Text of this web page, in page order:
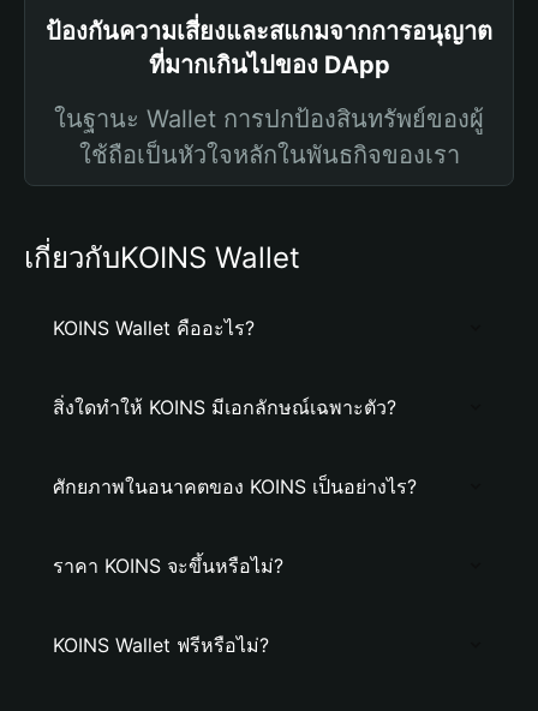
ป้องกันความเสี่ยงและสแกมจากการอนุญาต
ที่มากเกินไปของ DApp
ในฐานะ Wallet การปกป้องสินทรัพย์ของผู้
ใช้ถือเป็นหัวใจหลักในพันธกิจของเรา
เกี่ยวกับKOINS Wallet
KOINS Wallet คืออะไร?
สิ่งใดทำให้ KOINS มีเอกลักษณ์เฉพาะตัว?
ศักยภาพในอนาคตของ KOINS เป็นอย่างไร?
ราคา KOINS จะขึ้นหรือไม่?
KOINS Wallet ฟรีหรือไม่?